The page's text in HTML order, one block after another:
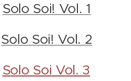
Solo Soi! Vol. 1
Solo Soi! Vol. 2
Solo Soi Vol. 3